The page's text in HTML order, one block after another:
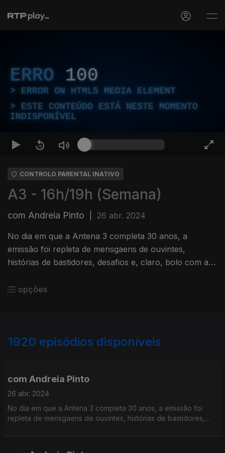
ERRO 100
ERROR ON HTML5 MEDIA ELEMENT
ESTE CONTEÚDO ESTÁ NESTE MOMENTO
INDISPONÍVEL
CONTROLO PARENTAL INATIVO
A3 - 16h/19h (Semana)
com Andreia Pinto 26 abr. 2024
No dia em que a Antena 3 completa 30 anos, a
emissão foi repleta de mensgaens de ouvintes,
histórias de bastidores, desafios e, claro, bolo com a
opções
1920 episódios disponíveis
com Andreia Pinto
26 abr. 2024
No dia em que a Antena 3 completa 30 anos, a emissão foi
repleta de mensgaens de ouvintes, histórias de bastidores,